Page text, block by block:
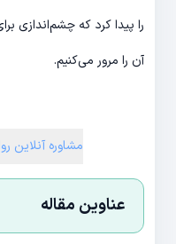
آن را مرور می‎‌کنیم.
مشاوره آنلاین
عناوین مقاله